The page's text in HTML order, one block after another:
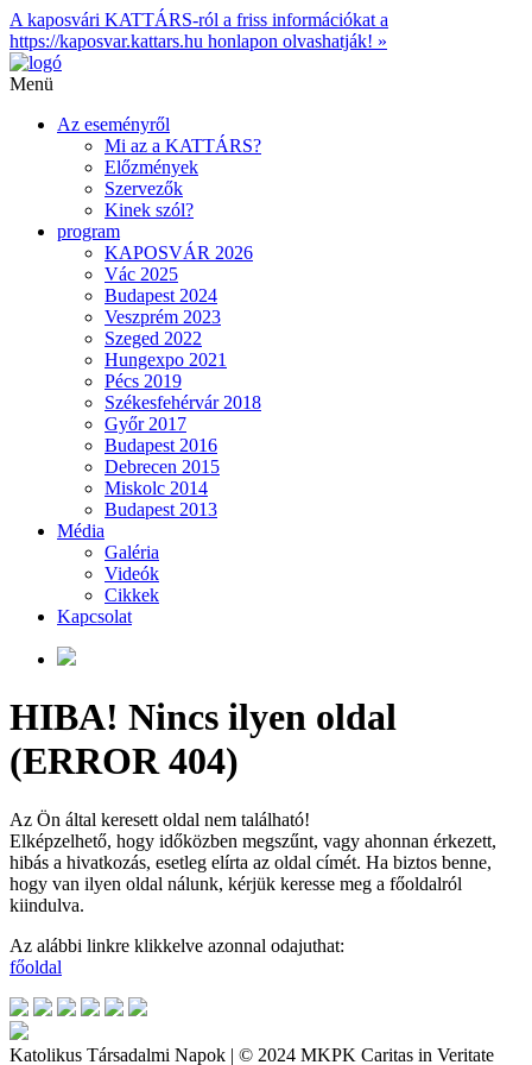
A kaposvári KATTÁRS-ról a friss információkat a
https://kaposvar.kattars.hu honlapon olvashatják! »
Menü
Az eseményről
Mi az a KATTÁRS?
Előzmények
Szervezők
Kinek szól?
program
KAPOSVÁR 2026
Vác 2025
Budapest 2024
Veszprém 2023
Szeged 2022
Hungexpo 2021
Pécs 2019
Székesfehérvár 2018
Győr 2017
Budapest 2016
Debrecen 2015
Miskolc 2014
Budapest 2013
Média
Galéria
Videók
Cikkek
Kapcsolat
HIBA! Nincs ilyen oldal
(ERROR 404)
Az Ön által keresett oldal nem található!
Elképzelhető, hogy időközben megszűnt, vagy ahonnan érkezett,
hibás a hivatkozás, esetleg elírta az oldal címét. Ha biztos benne,
hogy van ilyen oldal nálunk, kérjük keresse meg a főoldalról
kiindulva.
Az alábbi linkre klikkelve azonnal odajuthat:
főoldal
Katolikus Társadalmi Napok | © 2024 MKPK Caritas in Veritate